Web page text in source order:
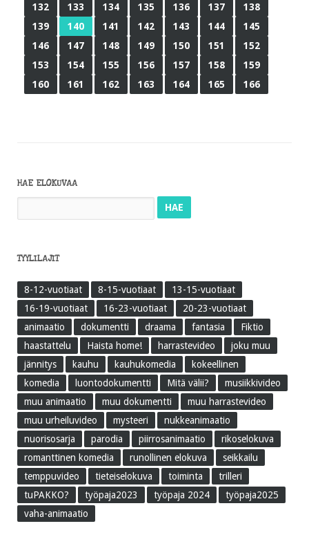
132
133 134 135 136 137
138
139
140 141 142 143 144
145
146
147 148 149 150 151
152
153
154 155 156 157 158
159
160
161 162 163 164 165 166
HAE ELOKUVAA
TYYLILAJIT
8-12-vuotiaat 8-15-vuotiaat
13-15-vuotiaat
16-19-vuotiaat
16-23-vuotiaat
20-23-vuotiaat
animaatio
dokumentti draama fantasia
Fiktio
haastattelu
Haista home! harrastevideo
joku muu
jännitys
kauhu kauhukomedia
kokeellinen
komedia
luontodokumentti Mitä välii?
musiikkivideo
muu animaatio
muu dokumentti
muu harrastevideo
muu urheiluvideo
mysteeri
nukkeanimaatio
nuorisosarja
parodia piirrosanimaatio
rikoselokuva
romanttinen komedia
runollinen elokuva
seikkailu
temppuvideo
tieteiselokuva toiminta
trilleri
tuPAKKO?
työpaja2023 työpaja 2024
työpaja2025
vaha-animaatio